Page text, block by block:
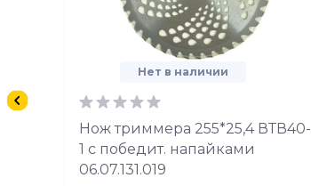
Нет в наличии
Нож триммера 255*25,4 ВТВ40-
1 с победит. напайками
06.07.131.019